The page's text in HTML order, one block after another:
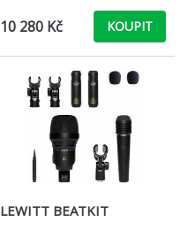
10 280 Kč KOUPIT
LEWITT BEATKIT